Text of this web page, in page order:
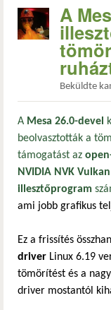
A
Beküldte
A Mesa 26.0-devel
beolvasztották a
támogatást az
NVIDIA NVK Vulkan
illesztőprogram
ami jobb grafikus
Ez a frissítés
driver Linux 6.19
tömörítést és a
driver mostantól